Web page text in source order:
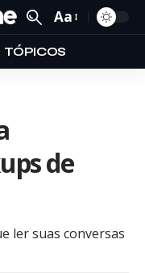
Aa
TÓPICOS
de
ler suas conversas